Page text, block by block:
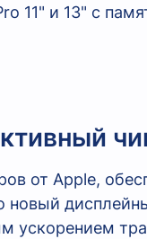
11" и 13" с
от Apple,
ускорением